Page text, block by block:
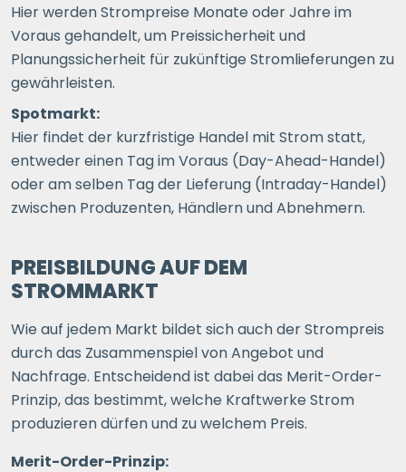
Hier werden Strompreise Monate oder Jahre im
Voraus gehandelt, um Preissicherheit und
Planungssicherheit für zukünftige Stromlieferungen zu
gewährleisten.
Spotmarkt:
Hier findet der kurzfristige Handel mit Strom statt,
entweder einen Tag im Voraus (Day-Ahead-Handel)
oder am selben Tag der Lieferung (Intraday-Handel)
zwischen Produzenten, Händlern und Abnehmern.
PREISBILDUNG AUF DEM
STROMMARKT
Wie auf jedem Markt bildet sich auch der Strompreis
durch das Zusammenspiel von Angebot und
Nachfrage. Entscheidend ist dabei das Merit-Order-
Prinzip, das bestimmt, welche Kraftwerke Strom
produzieren dürfen und zu welchem Preis.
Merit-Order-Prinzip: